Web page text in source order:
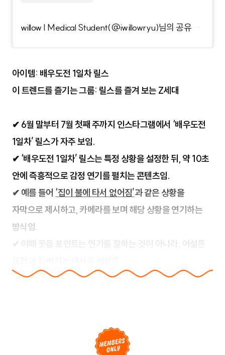
willow | Medical Student(@iwillowryu)님의 공유 게시물
아이템: 배우도전 1일차 릴스
이 트렌드를 즐기는 그룹: 릴스를 즐겨 보는 Z세대
✔ 6월 말부터 7월 첫째 주까지 인스타그램에서 ‘배우도전
1일차’ 릴스가 자주 보임.
✔ ‘배우도전 1일차’ 릴스는 특정 상황을 설정한 뒤, 약 10초
안에 즉흥적으로 감정 연기를 펼치는 콘텐츠임.
✔ 예를 들어 ‘집이 불에 타서 없어짐’과 같은 상황을
자막으로 제시하고, 카메라를 보며 해당 상황을 연기하는
방식임.
✔ 이때 웃음 포인트는 연기를 잘하는 것이 아니라, 어설픈